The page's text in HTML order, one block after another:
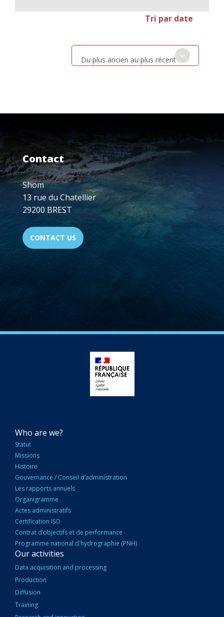
Tri par date
Du plus ancien au plus récent
Contact
Shom
13 rue du Chatellier
29200 BREST
CONTACT US
NAVIGATION
PRINCIPALE
Who are we?
Statut
Missions
Histoire
Gouvernance / Conseil d’administration
Les rapports annuels
Organigramme
Actes administratifs
Certification ISO
Contrat d’objectifs et de performance
Programme national d'hydrographie (PNH)
Our activities
Data acquisition and processing
Production
Diffusion
Training